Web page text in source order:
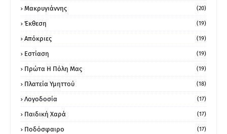
Μακρυγιάννης (20)
Έκθεση (19)
Απόκριες (19)
Εστίαση (19)
Πρώτα Η Πόλη Μας (19)
Πλατεία Υμηττού (18)
Λογοδοσία (17)
Παιδική Χαρά (17)
Ποδόσφαιρο (17)